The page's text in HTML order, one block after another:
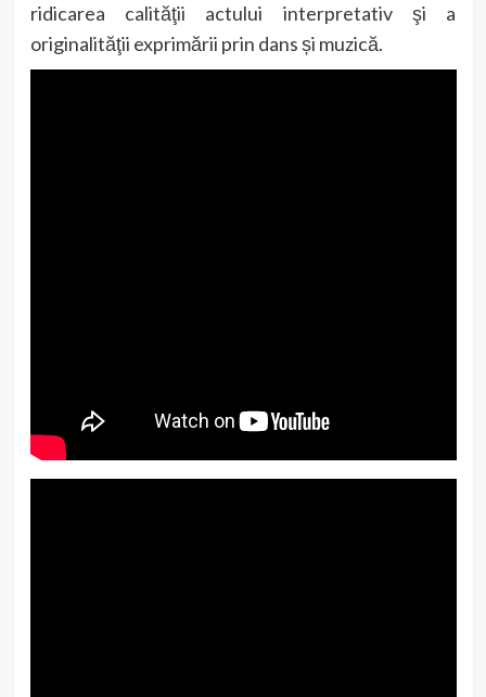
ridicarea calităţii actului interpretativ şi a
originalităţii exprimării prin dans și muzică.